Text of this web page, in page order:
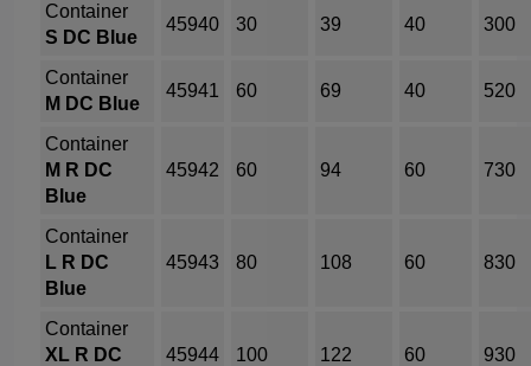
Container
S DC Blue
45940 30 39 40 300
Container
M DC Blue
45941 60 69 40 520
Container
M R DC
Blue
45942 60 94 60 730
Container
L R DC
Blue
45943 80 108 60 830
Container
XL R DC
45944 100 122 60 930